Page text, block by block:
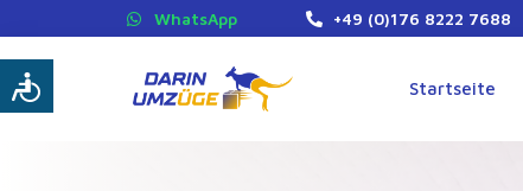
WhatsApp +49 (0)176 8222 7688
Startseite